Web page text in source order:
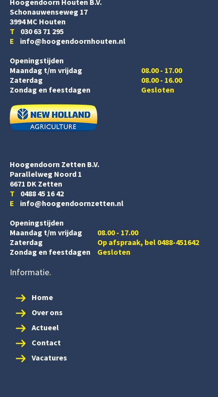
Hoogendoorn Houten B.V.
Schonauwenseweg 17
3994 MC Houten
T 030 63 71 295
E info@hoogendoornhouten.nl
Openingstijden
Maandag t/m vrijdag
Zaterdag
08.00 - 17.00
08.00 - 16.00
Zondag en feestdagen
Gesloten
Hoogendoorn Zetten B.V.
Parallelweg Noord 1
6671 DK Zetten
T 0488 45 16 42
E info@hoogendoornzetten.nl
Openingstijden
Maandag t/m vrijdag
08.00 - 17.00
Zaterdag
Op afspraak, bel 0488-451642
Zondag en feestdagen
Gesloten
Informatie
Home
Over ons
Actueel
Contact
Vacatures